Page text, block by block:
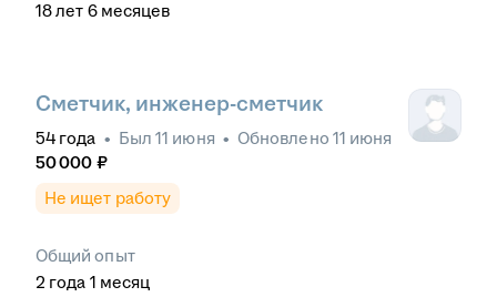
18лет 6 месяцев
Сметчик, инженер-сметчик
54 года • Был 11 июня • Обновлено 11 июня
50 000 ₽
Не ищет работу
Общий опыт
2 года 1 месяц